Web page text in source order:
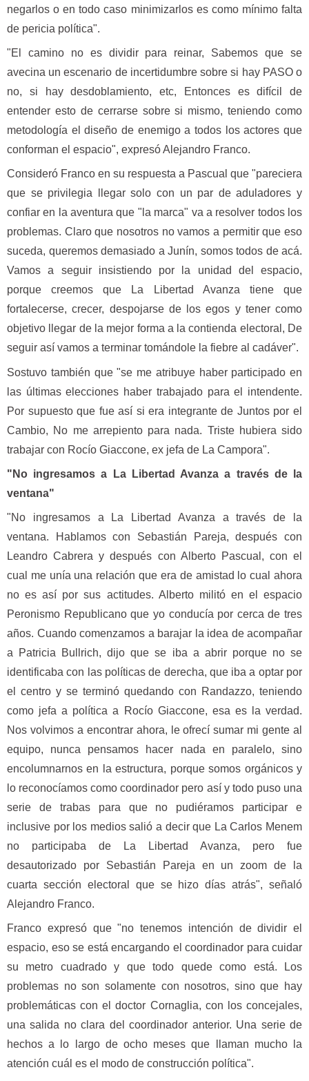
negarlos o en todo caso minimizarlos es como mínimo falta
de pericia política".
"El camino no es dividir para reinar, Sabemos que se
avecina un escenario de incertidumbre sobre si hay PASO o
no, si hay desdoblamiento, etc, Entonces es difícil de
entender esto de cerrarse sobre si mismo, teniendo como
metodología el diseño de enemigo a todos los actores que
conforman el espacio", expresó Alejandro Franco.
Consideró Franco en su respuesta a Pascual que "pareciera
que se privilegia llegar solo con un par de aduladores y
confiar en la aventura que "la marca" va a resolver todos los
problemas. Claro que nosotros no vamos a permitir que eso
suceda, queremos demasiado a Junín, somos todos de acá.
Vamos a seguir insistiendo por la unidad del espacio,
porque creemos que La Libertad Avanza tiene que
fortalecerse, crecer, despojarse de los egos y tener como
objetivo llegar de la mejor forma a la contienda electoral, De
seguir así vamos a terminar tomándole la fiebre al cadáver".
Sostuvo también que "se me atribuye haber participado en
las últimas elecciones haber trabajado para el intendente.
Por supuesto que fue así si era integrante de Juntos por el
Cambio, No me arrepiento para nada. Triste hubiera sido
trabajar con Rocío Giaccone, ex jefa de La Campora".
"No ingresamos a La Libertad Avanza a través de la
ventana"
"No ingresamos a La Libertad Avanza a través de la
ventana. Hablamos con Sebastián Pareja, después con
Leandro Cabrera y después con Alberto Pascual, con el
cual me unía una relación que era de amistad lo cual ahora
no es así por sus actitudes. Alberto militó en el espacio
Peronismo Republicano que yo conducía por cerca de tres
años. Cuando comenzamos a barajar la idea de acompañar
a Patricia Bullrich, dijo que se iba a abrir porque no se
identificaba con las políticas de derecha, que iba a optar por
el centro y se terminó quedando con Randazzo, teniendo
como jefa a política a Rocío Giaccone, esa es la verdad.
Nos volvimos a encontrar ahora, le ofrecí sumar mi gente al
equipo, nunca pensamos hacer nada en paralelo, sino
encolumnarnos en la estructura, porque somos orgánicos y
lo reconocíamos como coordinador pero así y todo puso una
serie de trabas para que no pudiéramos participar e
inclusive por los medios salió a decir que La Carlos Menem
no participaba de La Libertad Avanza, pero fue
desautorizado por Sebastián Pareja en un zoom de la
cuarta sección electoral que se hizo días atrás", señaló
Alejandro Franco.
Franco expresó que "no tenemos intención de dividir el
espacio, eso se está encargando el coordinador para cuidar
su metro cuadrado y que todo quede como está. Los
problemas no son solamente con nosotros, sino que hay
problemáticas con el doctor Cornaglia, con los concejales,
una salida no clara del coordinador anterior. Una serie de
hechos a lo largo de ocho meses que llaman mucho la
atención cuál es el modo de construcción política".